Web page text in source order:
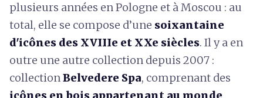
plusieurs années en Pologne et à Moscou : au
total, elle se compose d’une soixantaine
d'icônes des XVIIIe et XXe siècles. Il y a en
outre une autre collection depuis 2007 :
collectionBelvedere Spa, comprenant des